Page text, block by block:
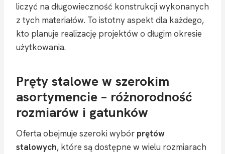
liczyć na długowieczność konstrukcji wykonanych
z tych materiałów. To istotny aspekt dla każdego,
kto planuje realizację projektów o długim okresie
użytkowania.
Pręty stalowe w szerokim
asortymencie – różnorodność
rozmiarów i gatunków
Oferta obejmuje szeroki wybór prętów
stalowych, które są dostępne w wielu rozmiarach